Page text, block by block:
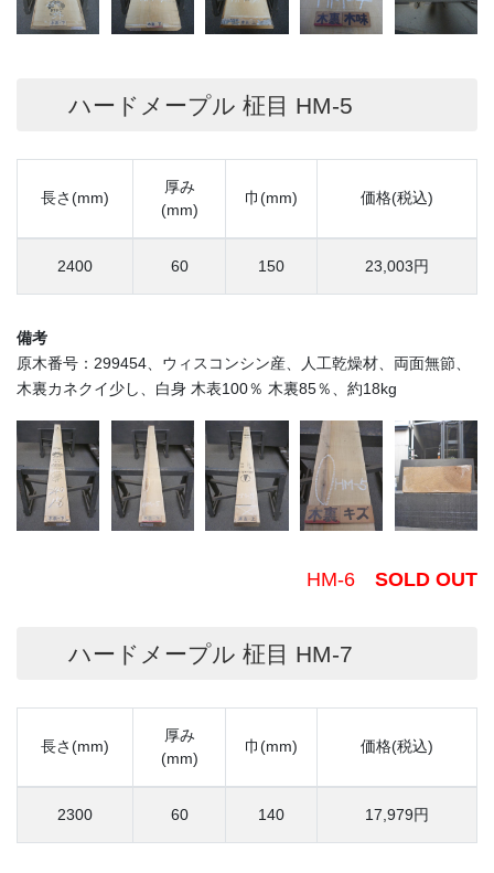
ハードメープル 柾目 HM-5
長さ(mm)
厚み
(mm)
巾(mm) 価格(税込)
2400 60 150 23,003円
備考
原木番号：299454、ウィスコンシン産、人工乾燥材、両面無節、
木裏カネクイ少し、白身 木表100％ 木裏85％、約18kg
HM-6 SOLD OUT
ハードメープル 柾目 HM-7
長さ(mm)
厚み
(mm)
巾(mm) 価格(税込)
2300 60 140 17,979円